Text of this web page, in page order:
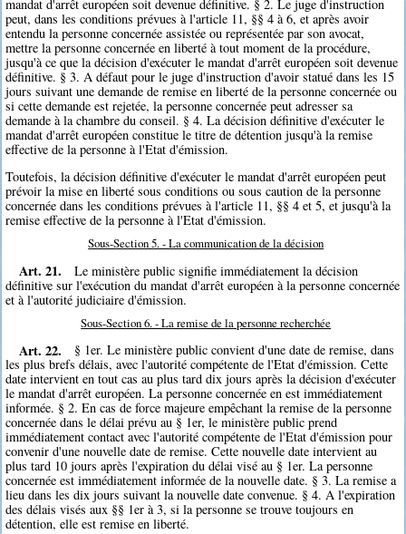
mandat d'arrêt européen soit devenue définitive. § 2. Le juge d'instruction
peut, dans les conditions prévues à l'article 11, §§ 4 à 6, et après avoir
entendu la personne concernée assistée ou représentée par son avocat,
mettre la personne concernée en liberté à tout moment de la procédure,
jusqu'à ce que la décision d'exécuter le mandat d'arrêt européen soit devenue
définitive. § 3. A défaut pour le juge d'instruction d'avoir statué dans les 15
jours suivant une demande de remise en liberté de la personne concernée ou
si cette demande est rejetée, la personne concernée peut adresser sa
demande à la chambre du conseil. § 4. La décision définitive d'exécuter le
mandat d'arrêt européen constitue le titre de détention jusqu'à la remise
effective de la personne à l'Etat d'émission.
Toutefois, la décision définitive d'exécuter le mandat d'arrêt européen peut
prévoir la mise en liberté sous conditions ou sous caution de la personne
concernée dans les conditions prévues à l'article 11, §§ 4 et 5, et jusqu'à la
remise effective de la personne à l'Etat d'émission.
Sous-Section 5. - La communication de la décision
Art. 21.
Le ministère public signifie immédiatement la décision
définitive sur l'exécution du mandat d'arrêt européen à la personne concernée
et à l'autorité judiciaire d'émission.
Sous-Section 6. - La remise de la personne recherchée
Art. 22.
§ 1er. Le ministère public convient d'une date de remise, dans
les plus brefs délais, avec l'autorité compétente de l'Etat d'émission. Cette
date intervient en tout cas au plus tard dix jours après la décision d'exécuter
le mandat d'arrêt européen. La personne concernée en est immédiatement
informée. § 2. En cas de force majeure empêchant la remise de la personne
concernée dans le délai prévu au § 1er, le ministère public prend
immédiatement contact avec l'autorité compétente de l'Etat d'émission pour
convenir d'une nouvelle date de remise. Cette nouvelle date intervient au
plus tard 10 jours après l'expiration du délai visé au § 1er. La personne
concernée est immédiatement informée de la nouvelle date. § 3. La remise a
lieu dans les dix jours suivant la nouvelle date convenue. § 4. A l'expiration
des délais visés aux §§ 1er à 3, si la personne se trouve toujours en
détention, elle est remise en liberté.